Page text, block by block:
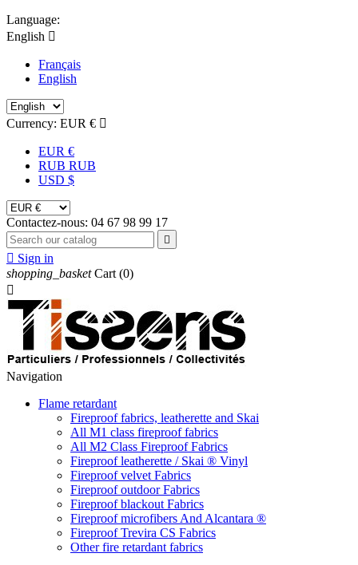
Language:
English 
Français
English
Currency: EUR € 
EUR €
RUB RUB
USD $
Contactez-nous: 04 67 98 99 17

 Sign in
shopping_basket Cart (0)

Navigation
Flame retardant
Fireproof fabrics, leatherette and Skai
All M1 class fireproof fabrics
All M2 Class Fireproof Fabrics
Fireproof leatherette / Skai ® Vinyl
Fireproof velvet Fabrics
Fireproof outdoor Fabrics
Fireproof blackout Fabrics
Fireproof microfibers And Alcantara ®
Fireproof Trevira CS Fabrics
Other fire retardant fabrics